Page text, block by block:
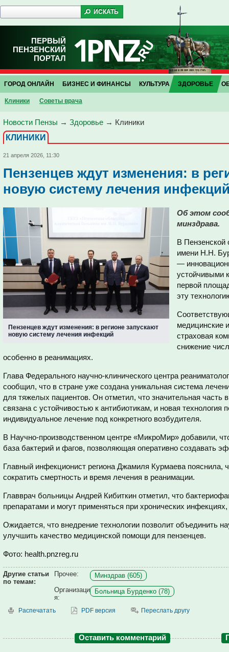
ПЕРВЫЙ
ПЕНЗЕНСКИЙ
ПОРТАЛ
ГОРОД ОНЛАЙН БИЗНЕС И ФИНАНСЫ КУЛЬТУРА ЗДОРОВЬЕ
Клиники Советы врача
Новости Пензы → Здоровье → Клиники
КЛИНИКИ
21 апреля 2026, 11:30
Пензенцев ждут изменения: в
новую систему лечения
Пензенцев ждут изменения: в регионе запускают
новую систему лечения инфекций
Об этом
минздрава.
В Пензенской
имени Н.Н.
—
устойчивыми
первой
эту
медицинские
страховая
снижение
особенно в реанимациях.
Глава Федерального научно-клинического центра
сообщил, что в стране уже создана уникальная система
для тяжелых пациентов. Он отметил, что значительная часть
связана с устойчивостью к антибиотикам, и новая технология
индивидуальное лечение под конкретного возбудителя.
В Научно-производственном центре «МикроМир» добавили,
база бактерий и фагов, позволяющая оперативно создавать
Главный инфекционист региона Джамиля Курмаева пояснила,
сократить смертность и время лечения в реанимации.
Главврач больницы Андрей Кибиткин отметил, что
препаратами и могут применяться при хронических
Ожидается, что внедрение технологии позволит объединить
улучшить качество медицинской помощи для пензенцев.
Фото: health.pnzreg.ru
Другие статьи
по темам:
Прочее:
Минздрав (605)
Организаци
я:
Больница Бурденко (78)
Распечатать PDF версия Переслать другу
Оставить комментарий